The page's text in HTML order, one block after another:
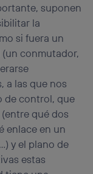
suponen
la
si fuera un
conmutador,
a las que nos
de control, que
qué dos
enlace en un
y el plano de
estas